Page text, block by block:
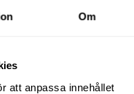
Om
att anpassa innehållet
Gulliksson